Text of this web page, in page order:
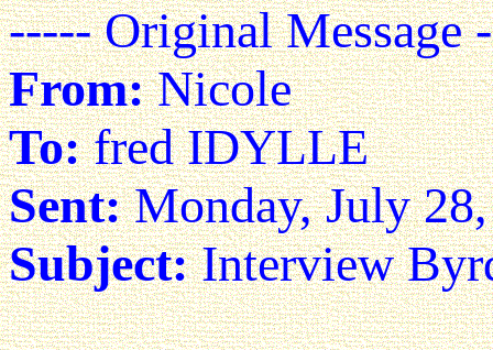
----- Original Message
From:Nicole
To:fred IDYLLE
Sent:Monday, July
Subject:Interview